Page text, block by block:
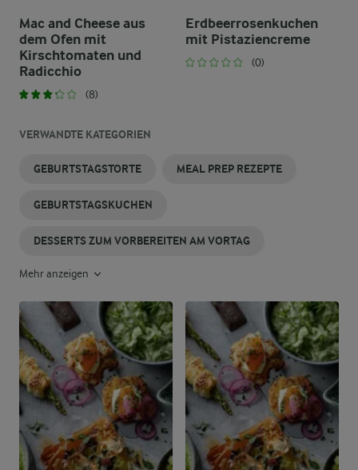
Mac and Cheese aus
dem Ofen mit
Kirschtomaten und
Radicchio
(8)
Erdbeerrosenkuchen
mit Pistaziencreme
(0)
VERWANDTE KATEGORIEN
GEBURTSTAGSTORTE MEAL PREP REZEPTE
GEBURTSTAGSKUCHEN
DESSERTS ZUM VORBEREITEN AM VORTAG
Mehr anzeigen